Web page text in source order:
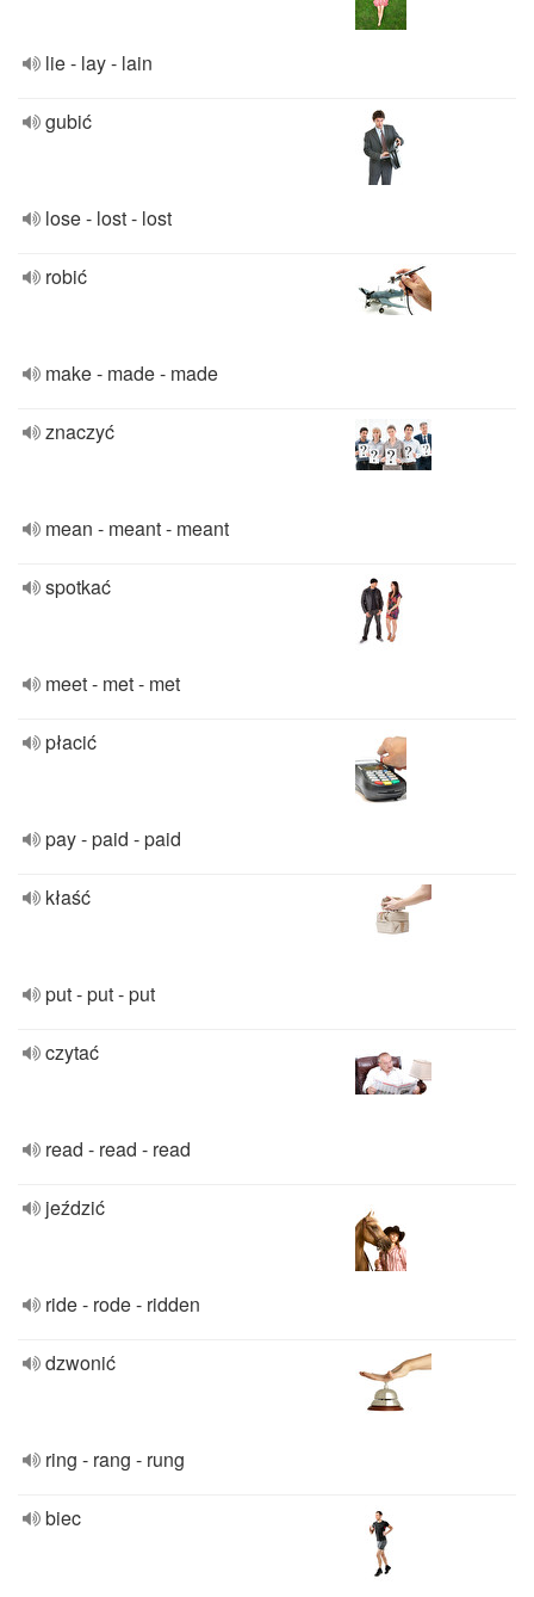
lie - lay - lain
gubić
lose - lost - lost
robić
make - made - made
znaczyć
mean - meant - meant
spotkać
meet - met - met
płacić
pay - paid - paid
kłaść
put - put - put
czytać
read - read - read
jeździć
ride - rode - ridden
dzwonić
ring - rang - rung
biec